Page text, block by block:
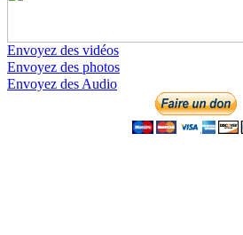
Envoyez des vidéos
Envoyez des photos
Envoyez des Audio